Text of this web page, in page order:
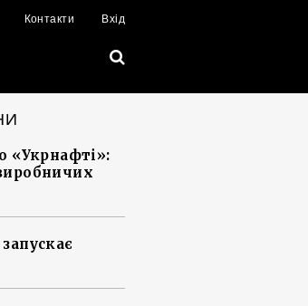
Контакти Вхід
«Укрнафті»: